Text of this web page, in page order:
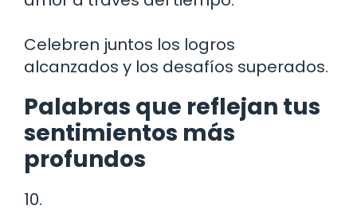
Celebren juntos los logros
alcanzados y los desafíos superados.
Palabras que reflejan tus
sentimientos más
profundos
10.